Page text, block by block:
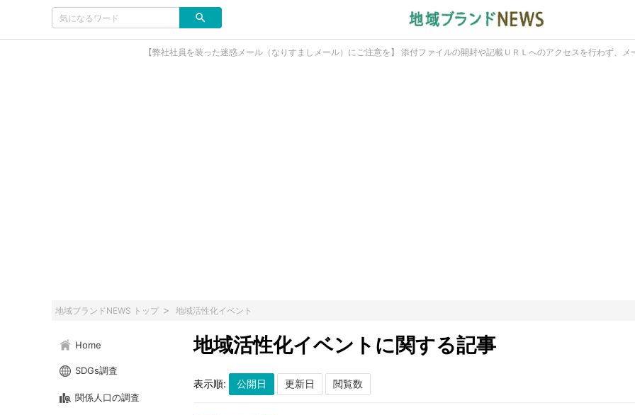
【弊社社員を装った迷惑メール（なりすましメール）にご注意を】 添付ファイルの開封や記載ＵＲＬへのアクセスを行わず、メ
地域ブランドNEWS トップ 地域活性化イベント
Home
SDGs調査
関係人口の調査
地域活性化イベントに関する記事
表示順: